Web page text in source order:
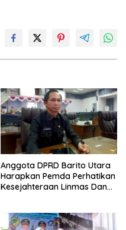
Anggota DPRD Barito Utara
Harapkan Pemda Perhatikan
Kesejahteraan Linmas Dan